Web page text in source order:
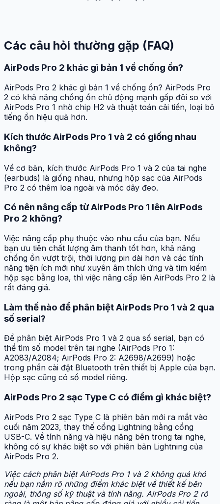
Các câu hỏi thường gặp (FAQ)
AirPods Pro 2 khác gì bản 1 về chống ồn?
AirPods Pro 2 khác gì bản 1 về chống ồn? AirPods Pro
2 có khả năng chống ồn chủ động mạnh gấp đôi so với
AirPods Pro 1 nhờ chip H2 và thuật toán cải tiến, loại bỏ
tiếng ồn hiệu quả hơn.
Kích thước AirPods Pro 1 và 2 có giống nhau
không?
Về cơ bản, kích thước AirPods Pro 1 và 2 của tai nghe
(earbuds) là giống nhau, nhưng hộp sạc của AirPods
Pro 2 có thêm loa ngoài và móc dây đeo.
Có nên nâng cấp từ AirPods Pro 1 lên AirPods
Pro 2 không?
Việc nâng cấp phụ thuộc vào nhu cầu của bạn. Nếu
bạn ưu tiên chất lượng âm thanh tốt hơn, khả năng
chống ồn vượt trội, thời lượng pin dài hơn và các tính
năng tiện ích mới như xuyên âm thích ứng và tìm kiếm
hộp sạc bằng loa, thì việc nâng cấp lên AirPods Pro 2 là
rất đáng giá.
Làm thế nào để phân biệt AirPods Pro 1 và 2 qua
số serial?
Để phân biệt AirPods Pro 1 và 2 qua số serial, bạn có
thể tìm số model trên tai nghe (AirPods Pro 1:
A2083/A2084; AirPods Pro 2: A2698/A2699) hoặc
trong phần cài đặt Bluetooth trên thiết bị Apple của bạn.
Hộp sạc cũng có số model riêng.
AirPods Pro 2 sạc Type C có điểm gì khác biệt?
AirPods Pro 2 sạc Type C là phiên bản mới ra mắt vào
cuối năm 2023, thay thế cổng Lightning bằng cổng
USB-C. Về tính năng và hiệu năng bên trong tai nghe,
không có sự khác biệt so với phiên bản Lightning của
AirPods Pro 2.
Việc cách phân biệt AirPods Pro 1 và 2 không quá khó
nếu bạn nắm rõ những điểm khác biệt về thiết kế bên
ngoài, thông số kỹ thuật và tính năng. AirPods Pro 2 rõ